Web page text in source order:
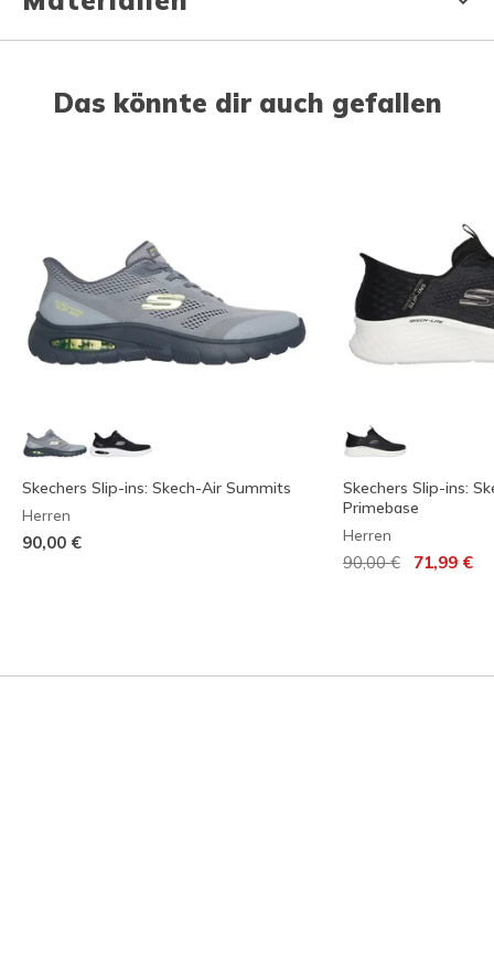
Das könnte dir auch gefallen
Skechers Slip-ins: Skech-Air Summits
Herren
90,00 €
Skechers Slip-ins:
Primebase
Herren
Reduziert von
90,00 €auf71,99 €